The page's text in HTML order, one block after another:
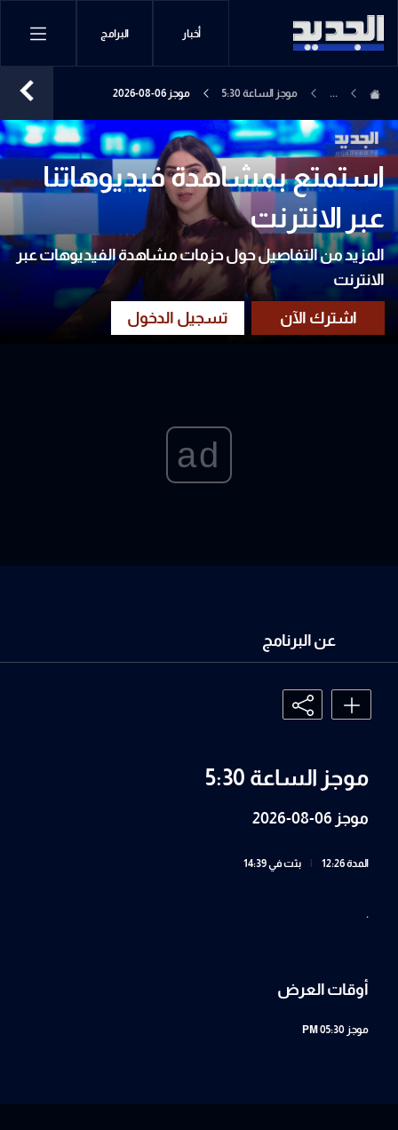
أخبار البرامج
... موجز الساعة 5:30 موجز 06-08-2026
استمتع بمشاهدة فيديوهاتنا
عبر الانترنت
المزيد من التفاصيل حول حزمات مشاهدة الفيديوهات عبر
الانترنت
ad
عن البرنامج
موجز الساعة 5:30
موجز 06-08-2026
المدة 12:26 بثت في 14:39
.
أوقات العرض
موجز 05:30 PM